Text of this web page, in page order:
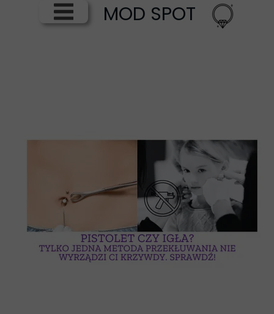
MOD SPOT